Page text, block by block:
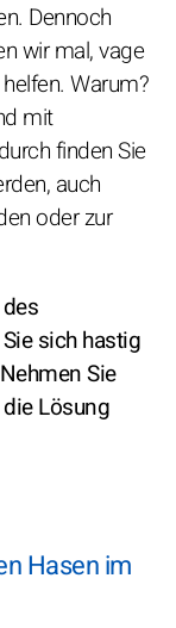
Dennoch
wir mal, vage
Warum?
mit
finden Sie
auch
oder zur
sich hastig
Sie
Lösung
Hasen im